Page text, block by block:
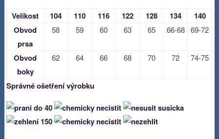
Velikost 104 110 116 122 128 134
140
Obvod
prsa
58 59 60 63 65 66-68 69-72
Obvod
boky
62 64 66 68 70 72 74-75
Správné ošetření výrobku